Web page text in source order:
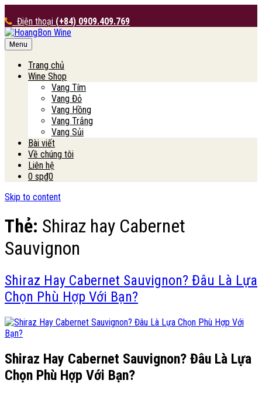
Điện thoại (+84) 0909.409.769
HoangBon Wine
Menu
Trang chủ
Wine Shop
Vang Tím
Vang Đỏ
Vang Hồng
Vang Trắng
Vang Sủi
Bài viết
Về chúng tôi
Liên hệ
0 sp₫0
Skip to content
Thẻ: Shiraz hay Cabernet
Sauvignon
Shiraz Hay Cabernet Sauvignon? Đâu Là Lựa
Chọn Phù Hợp Với Bạn?
Shiraz Hay Cabernet Sauvignon? Đâu Là Lựa
Chọn Phù Hợp Với Bạn?